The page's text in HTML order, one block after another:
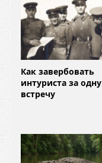
Как завербовать
интуриста за одну
встречу